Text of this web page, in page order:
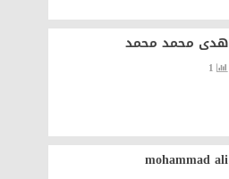
هدى محمد محمد
1
mohammad ali